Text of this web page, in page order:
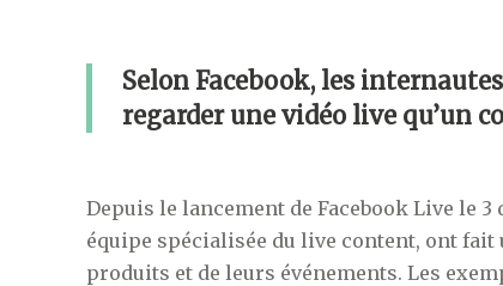
Selon Facebook, les
regarder une vidéo live qu’un
Depuis le lancement de Facebook Live le 3
équipe spécialisée du live content, ont
produits et de leurs événements. Les